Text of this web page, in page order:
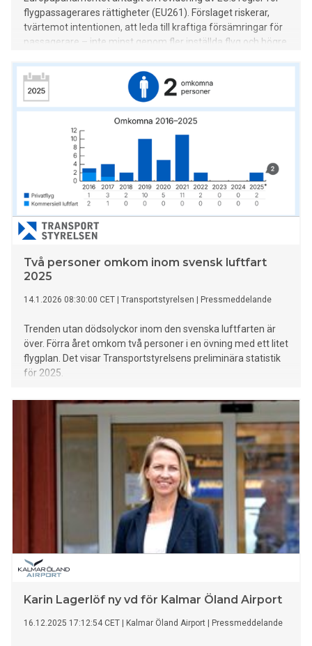
flygpassagerares rättigheter (EU261). Förslaget riskerar,
tvärtemot intentionen, att leda till kraftiga försämringar för
passagerare – inte minst genom fler inställda flyg och högre
Två personer omkom inom svensk luftfart
2025
14.1.2026 08:30:00 CET Transportstyrelsen Pressmeddelande
Trenden utan dödsolyckor inom den svenska luftfarten är
över. Förra året omkom två personer i en övning med ett litet
flygplan. Det visar Transportstyrelsens preliminära statistik
för 2025.
Karin Lagerlöf ny vd för Kalmar Öland Airport
16.12.2025 17:12:54 CET Kalmar Öland Airport Pressmeddelande